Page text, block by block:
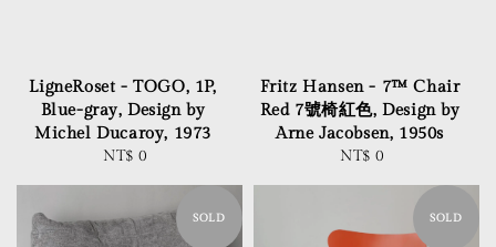
LigneRoset - TOGO, 1P,
Blue-gray, Design by
Michel Ducaroy, 1973
Regular
NT$ 0
Fritz Hansen - 7™ Chair
Red 7號椅紅色, Design by
Arne Jacobsen, 1950s
Regular
NT$ 0
SOLD SOLD